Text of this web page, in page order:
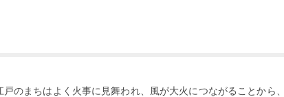
のまちはよく火事に見舞われ、風が大火につながることから、